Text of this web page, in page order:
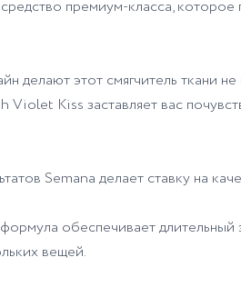
премиум-класса,
делают этот смягчитель ткани
Violet Kiss заставляет вас
Semana делает ставку на
обеспечивает
вещей.